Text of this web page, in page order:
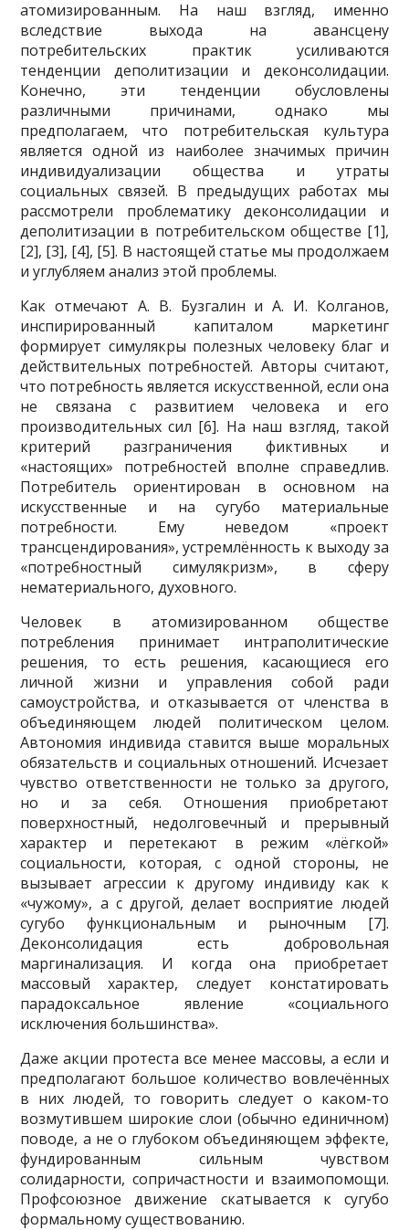
атомизированным. На наш взгляд, именно
вследствие выхода на авансцену
потребительских практик усиливаются
тенденции деполитизации и деконсолидации.
Конечно, эти тенденции обусловлены
различными причинами, однако мы
предполагаем, что потребительская культура
является одной из наиболее значимых причин
индивидуализации общества и утраты
социальных связей. В предыдущих работах мы
рассмотрели проблематику деконсолидации и
деполитизации в потребительском обществе [1],
[2], [3], [4], [5]. В настоящей статье мы продолжаем
и углубляем анализ этой проблемы.
Как отмечают А. В. Бузгалин и А. И. Колганов,
инспирированный капиталом маркетинг
формирует симулякры полезных человеку благ и
действительных потребностей. Авторы считают,
что потребность является искусственной, если она
не связана с развитием человека и его
производительных сил [6]. На наш взгляд, такой
критерий разграничения фиктивных и
«настоящих» потребностей вполне справедлив.
Потребитель ориентирован в основном на
искусственные и на сугубо материальные
потребности. Ему неведом «проект
трансцендирования», устремлённость к выходу за
«потребностный симулякризм», в сферу
нематериального, духовного.
Человек в атомизированном обществе
потребления принимает интраполитические
решения, то есть решения, касающиеся его
личной жизни и управления собой ради
самоустройства, и отказывается от членства в
объединяющем людей политическом целом.
Автономия индивида ставится выше моральных
обязательств и социальных отношений. Исчезает
чувство ответственности не только за другого,
но и за себя. Отношения приобретают
поверхностный, недолговечный и прерывный
характер и перетекают в режим «лёгкой»
социальности, которая, с одной стороны, не
вызывает агрессии к другому индивиду как к
«чужому», а с другой, делает восприятие людей
сугубо функциональным и рыночным [7].
Деконсолидация есть добровольная
маргинализация. И когда она приобретает
массовый характер, следует констатировать
парадоксальное явление «социального
исключения большинства».
Даже акции протеста все менее массовы, а если и
предполагают большое количество вовлечённых
в них людей, то говорить следует о каком-то
возмутившем широкие слои (обычно единичном)
поводе, а не о глубоком объединяющем эффекте,
фундированным сильным чувством
солидарности, сопричастности и взаимопомощи.
Профсоюзное движение скатывается к сугубо
формальному существованию.